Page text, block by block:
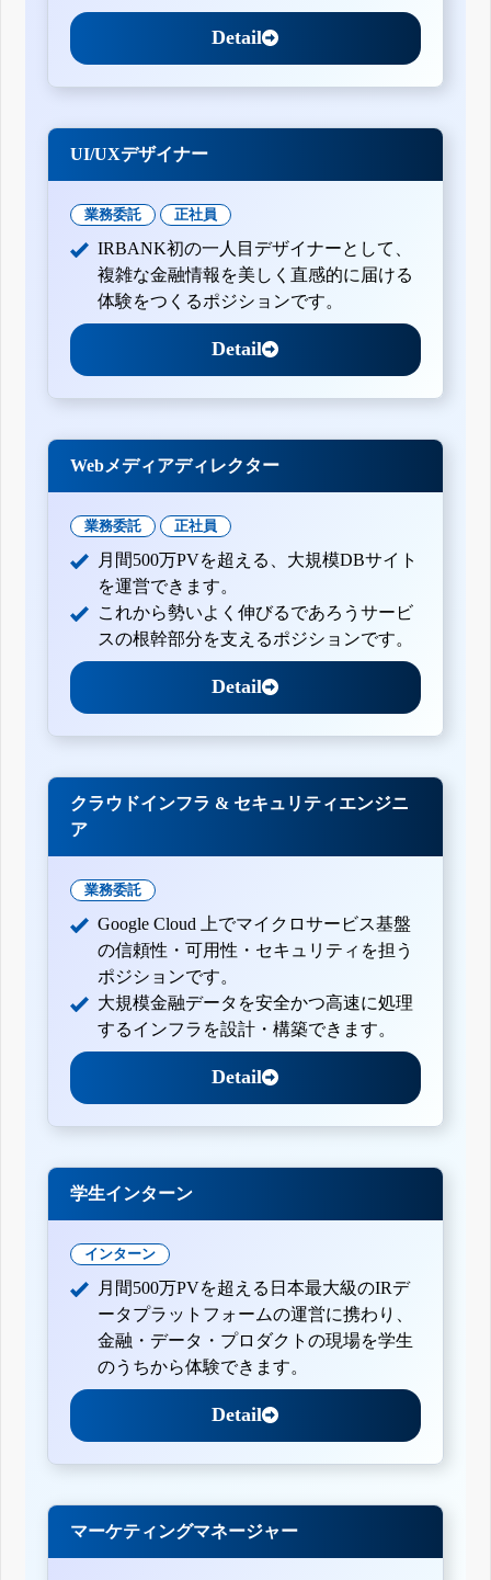
Detail
UI/UXデザイナー
業務委託 正社員
IRBANK初の一人目デザイナーとして、
複雑な金融情報を美しく直感的に届ける
体験をつくるポジションです。
Detail
Webメディアディレクター
業務委託 正社員
月間500万PVを超える、大規模DBサイト
を運営できます。
これから勢いよく伸びるであろうサービ
スの根幹部分を支えるポジションです。
Detail
クラウドインフラ & セキュリティエンジニ
ア
業務委託
Google Cloud 上でマイクロサービス基盤
の信頼性・可用性・セキュリティを担う
ポジションです。
大規模金融データを安全かつ高速に処理
するインフラを設計・構築できます。
Detail
学生インターン
インターン
月間500万PVを超える日本最大級のIRデ
ータプラットフォームの運営に携わり、
金融・データ・プロダクトの現場を学生
のうちから体験できます。
Detail
マーケティングマネージャー